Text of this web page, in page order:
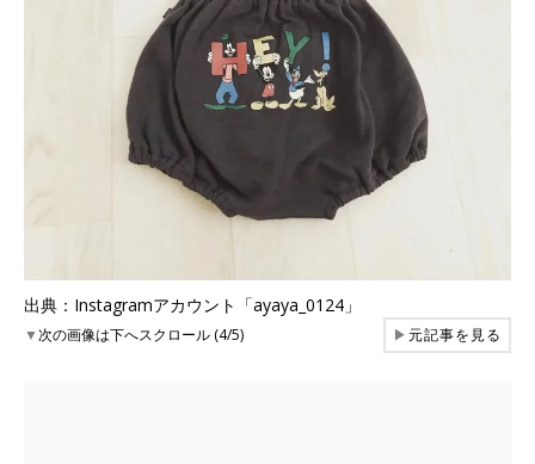
出典：Instagramアカウント「ayaya_0124」
▼次の画像は下へスクロール (4/5) ▶元記事を見る